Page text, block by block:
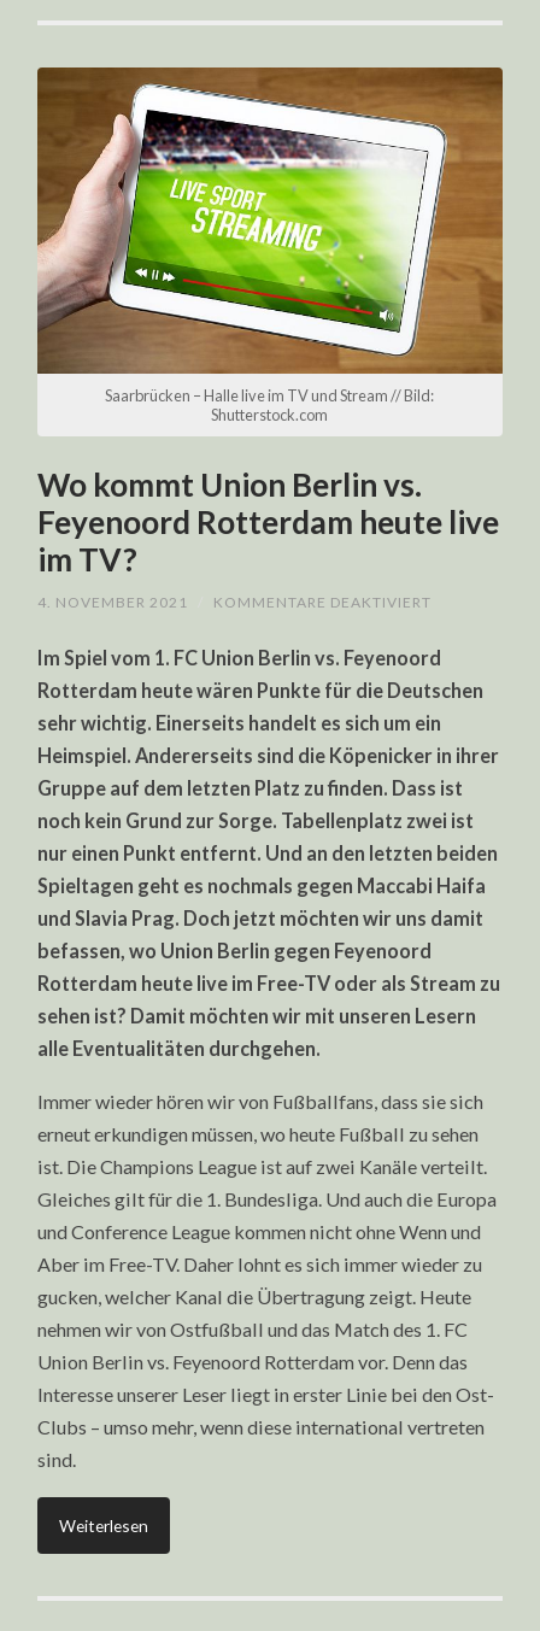
Saarbrücken – Halle live im TV und Stream // Bild:
Shutterstock.com
Wo kommt Union Berlin vs.
Feyenoord Rotterdam heute live
im TV?
4. NOVEMBER 2021 KOMMENTARE DEAKTIVIERT
UNION
VS.
ROTTERDAM
HEUTE
LIVE
IM
TV?
Im Spiel vom 1. FC Union Berlin vs. Feyenoord
Rotterdam heute wären Punkte für die Deutschen
sehr wichtig. Einerseits handelt es sich um ein
Heimspiel. Andererseits sind die Köpenicker in ihrer
Gruppe auf dem letzten Platz zu finden. Dass ist
noch kein Grund zur Sorge. Tabellenplatz zwei ist
nur einen Punkt entfernt. Und an den letzten beiden
Spieltagen geht es nochmals gegen Maccabi Haifa
und Slavia Prag. Doch jetzt möchten wir uns damit
befassen, wo Union Berlin gegen Feyenoord
Rotterdam heute live im Free-TV oder als Stream zu
sehen ist? Damit möchten wir mit unseren Lesern
alle Eventualitäten durchgehen.
Immer wieder hören wir von Fußballfans, dass sie sich
erneut erkundigen müssen, wo heute Fußball zu sehen
ist. Die Champions League ist auf zwei Kanäle verteilt.
Gleiches gilt für die 1. Bundesliga. Und auch die Europa
und Conference League kommen nicht ohne Wenn und
Aber im Free-TV. Daher lohnt es sich immer wieder zu
gucken, welcher Kanal die Übertragung zeigt. Heute
nehmen wir von Ostfußball und das Match des 1. FC
Union Berlin vs. Feyenoord Rotterdam vor. Denn das
Interesse unserer Leser liegt in erster Linie bei den Ost-
Clubs – umso mehr, wenn diese international vertreten
sind.
Weiterlesen